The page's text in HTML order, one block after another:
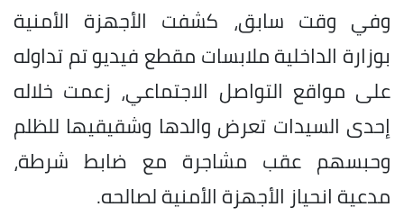
وفي وقت سابق، كشفت الأجهزة الأمنية
بوزارة الداخلية ملابسات مقطع فيديو تم تداوله
على مواقع التواصل الاجتماعي، زعمت خلاله
إحدى السيدات تعرض والدها وشقيقيها للظلم
وحبسهم عقب مشاجرة مع ضابط شرطة،
مدعية انحياز الأجهزة الأمنية لصالحه.